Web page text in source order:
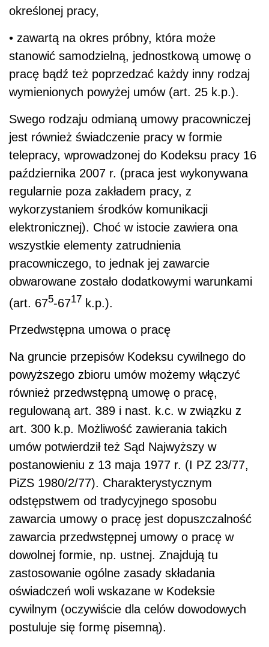
określonej pracy,
• zawartą na okres próbny, która może
stanowić samodzielną, jednostkową umowę o
pracę bądź też poprzedzać każdy inny rodzaj
wymienionych powyżej umów (art. 25 k.p.).
Swego rodzaju odmianą umowy pracowniczej
jest również świadczenie pracy w formie
telepracy, wprowadzonej do Kodeksu pracy 16
października 2007 r. (praca jest wykonywana
regularnie poza zakładem pracy, z
wykorzystaniem środków komunikacji
elektronicznej). Choć w istocie zawiera ona
wszystkie elementy zatrudnienia
pracowniczego, to jednak jej zawarcie
obwarowane zostało dodatkowymi warunkami
(art. 675-6717 k.p.).
Przedwstępna umowa o pracę
Na gruncie przepisów Kodeksu cywilnego do
powyższego zbioru umów możemy włączyć
również przedwstępną umowę o pracę,
regulowaną art. 389 i nast. k.c. w związku z
art. 300 k.p. Możliwość zawierania takich
umów potwierdził też Sąd Najwyższy w
postanowieniu z 13 maja 1977 r. (I PZ 23/77,
PiZS 1980/2/77). Charakterystycznym
odstępstwem od tradycyjnego sposobu
zawarcia umowy o pracę jest dopuszczalność
zawarcia przedwstępnej umowy o pracę w
dowolnej formie, np. ustnej. Znajdują tu
zastosowanie ogólne zasady składania
oświadczeń woli wskazane w Kodeksie
cywilnym (oczywiście dla celów dowodowych
postuluje się formę pisemną).